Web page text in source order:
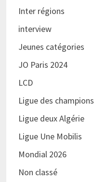
Inter régions
interview
Jeunes catégories
JO Paris 2024
LCD
Ligue des champions
Ligue deux Algérie
Ligue Une Mobilis
Mondial 2026
Non classé